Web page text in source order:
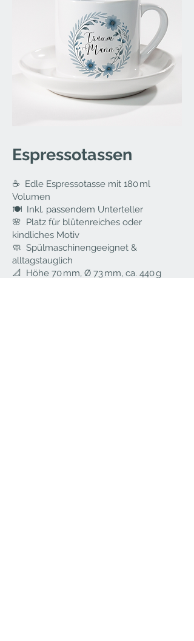
Espressotassen
☕ Edle Espressotasse mit 180 ml
Volumen
🍽️ Inkl. passendem Unterteller
🌸 Platz für blütenreiches oder
kindliches Motiv
🧼 Spülmaschinengeeignet &
alltagstauglich
📐 Höhe 70 mm, Ø 73 mm, ca. 440 g